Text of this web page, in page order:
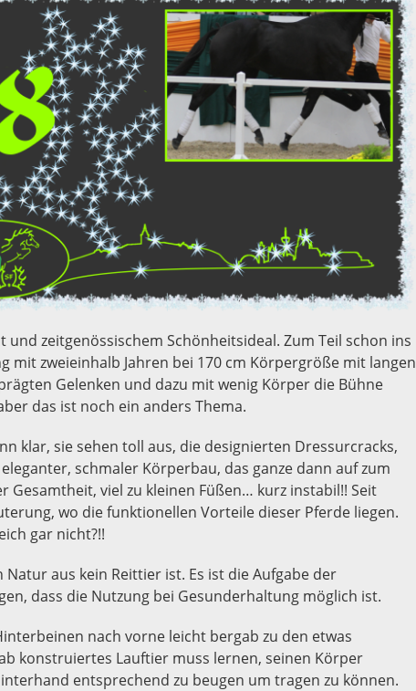
zeitgenössischem Schönheitsideal. Zum Teil schon ins
mit zweieinhalb Jahren bei 170 cm Körpergröße mit langen
Gelenken und dazu mit wenig Körper die Bühne
das ist noch ein anders Thema.
klar, sie sehen toll aus, die designierten Dressurcracks,
schmaler Körperbau, das ganze dann auf zum
Gesamtheit, viel zu kleinen Füßen… kurz instabil!! Seit
wo die funktionellen Vorteile dieser Pferde liegen.
gar nicht?!!
aus kein Reittier ist. Es ist die Aufgabe der
dass die Nutzung bei Gesunderhaltung möglich ist.
nach vorne leicht bergab zu den etwas
konstruiertes Lauftier muss lernen, seinen Körper
entsprechend zu beugen um tragen zu können.